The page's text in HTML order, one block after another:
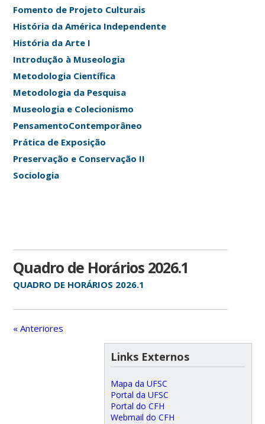
Fomento de Projeto Culturais
História da América Independente
História da Arte I
Introdução à Museologia
Metodologia Científica
Metodologia da Pesquisa
Museologia e Colecionismo
PensamentoContemporâneo
Prática de Exposição
Preservação e Conservação II
Sociologia
Quadro de Horários 2026.1
QUADRO DE HORÁRIOS 2026.1
« Anteriores
Links Externos
Mapa da UFSC
Portal da UFSC
Portal do CFH
Webmail do CFH